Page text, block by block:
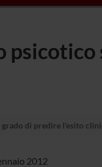
di predire l'esito
2012